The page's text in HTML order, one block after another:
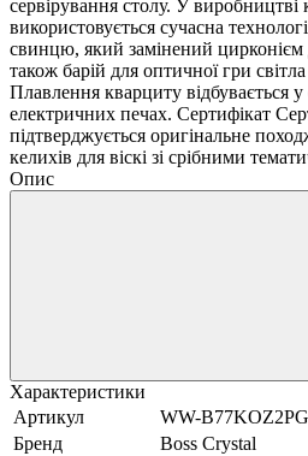
сервірування столу. У
використовується сучасна
свинцю, який замінений цирконієм
також барій для оптичної гри
Плавлення кварциту відбувається
електричних печах. Сертифікат
підтверджується оригінальне
келихів для віскі зі срібними
Опис
Характеристики
Артикул
WW-B77KOZ2PG
Бренд
Boss Crystal